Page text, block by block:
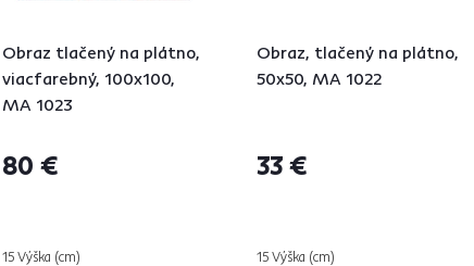
Obraz tlačený na plátno,
viacfarebný, 100x100,
MA 1023
80 €
15 Výška (cm)
Obraz, tlačený na plátno,
50x50, MA 1022
33 €
15 Výška (cm)